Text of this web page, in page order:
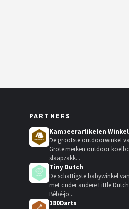
PARTNERS
Kampeerartikelen Winkel
De grootste outdoorwinkel
Grote merken outdoor
slaapzakk...
Tiny Dutch
De schattigste babywinkel
met onder andere Little
Bébé-jo...
180Darts